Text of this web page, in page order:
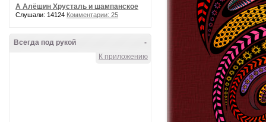
А Алёшин Хрусталь и шампанское
Слушали: 14124 Комментарии: 25
-
Всегда под рукой
К приложению